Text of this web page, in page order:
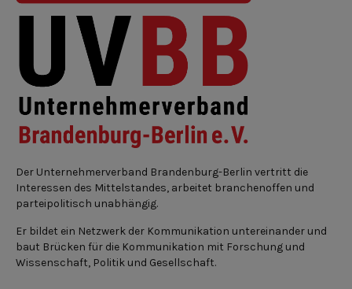
Der Unternehmerverband Brandenburg-Berlin vertritt die
Interessen des Mittelstandes, arbeitet branchenoffen und
parteipolitisch unabhängig.
Er bildet ein Netzwerk der Kommunikation untereinander und
baut Brücken für die Kommunikation mit Forschung und
Wissenschaft, Politik und Gesellschaft.